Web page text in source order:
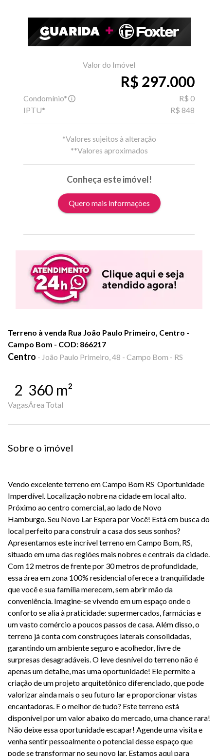
Valor do Imóvel
R$ 297.000
Condomínio*
R$ 0
IPTU*
R$ 848
*Valores sujeitos à alteração
**Valores aproximados
Conheça este imóvel!
Quero mais informações
Terreno à venda Rua João Paulo Primeiro, Centro -
Campo Bom - COD: 866217
Centro - João Paulo Primeiro, 48 - Campo Bom - RS
2
Vagas
360 m²
Área Total
Sobre o imóvel
Vendo excelente terreno em Campo Bom RS Oportunidade
Imperdível. Localização nobre na cidade em local alto.
Próximo ao centro comercial, ao lado de Novo
Hamburgo.Seu Novo Lar Espera por Você! Está em busca do
local perfeito para construir a casa dos seus sonhos?
Apresentamos este incrível terreno em Campo Bom, RS,
situado em uma das regiões mais nobres e centrais da cidade.
Com 12 metros de frente por 30 metros de profundidade,
essa área em zona 100% residencial oferece a tranquilidade
que você e sua família merecem, sem abrir mão da
conveniência. Imagine-se vivendo em um espaço onde o
conforto se alia à praticidade: supermercados, farmácias e
um vasto comércio a poucos passos de casa. Além disso, o
terreno já conta com construções laterais consolidadas,
garantindo um ambiente seguro e acolhedor, livre de
surpresas desagradáveis. O leve desnível do terreno não é
apenas um detalhe, mas uma oportunidade! Ele permite a
criação de um projeto arquitetônico diferenciado, que pode
valorizar ainda mais o seu futuro lar e proporcionar vistas
encantadoras. E o melhor de tudo? Este terreno está
disponível por um valor abaixo do mercado, uma chance rara!
Não deixe essa oportunidade escapar! Agende uma visita e
venha sentir pessoalmente o potencial desse espaço que
pode se transformar no seu novo lar. Estamos aqui para